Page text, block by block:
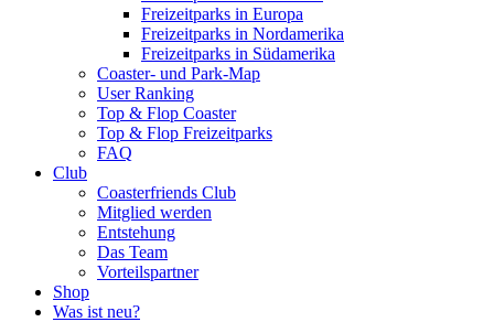
Freizeitparks in Europa
Freizeitparks in Nordamerika
Freizeitparks in Südamerika
Coaster- und Park-Map
User Ranking
Top & Flop Coaster
Top & Flop Freizeitparks
FAQ
Club
Coasterfriends Club
Mitglied werden
Entstehung
Das Team
Vorteilspartner
Shop
Was ist neu?